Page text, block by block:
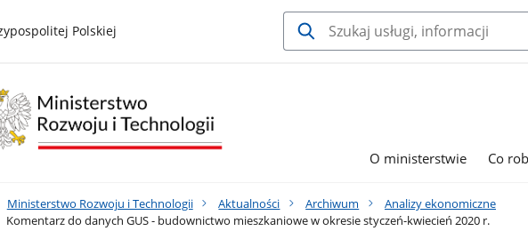
Polskiej
O ministerstwie Co
Ministerstwo Rozwoju i Technologii Aktualności Archiwum
Analizy ekonomiczne
Komentarz do danych GUS - budownictwo mieszkaniowe w okresie styczeń-kwiecień 2020 r.